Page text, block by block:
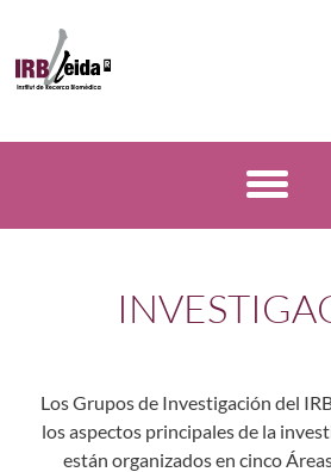
Los Grupos de Investigación del
los aspectos principales de la
están organizados en cinco